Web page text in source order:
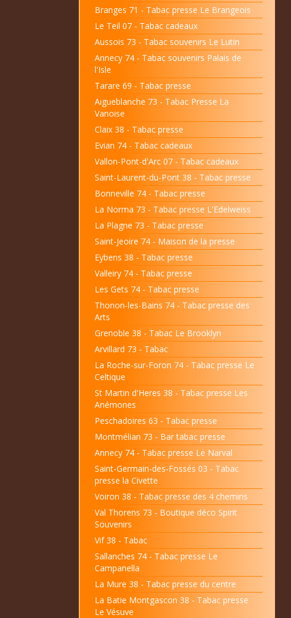
Branges 71 - Tabac presse Le Brangeois
Le Teil 07 - Tabac cadeaux
Aussois 73 - Tabac souvenirs Le Lutin
Annecy 74 - Tabac souvenirs Palais de
l'Isle
Tarare 69 - Tabac presse
Aigueblanche 73 - Tabac Presse La
Vanoise
Claix 38 - Tabac presse
Evian 74 - Tabac cadeaux
Vallon-Pont-d'Arc 07 - Tabac cadeaux
Saint-Laurent-du-Pont 38 - Tabac presse
Bonneville 74 - Tabac presse
La Norma 73 - Tabac presse L'Edelweiss
La Plagne 73 - Tabac presse
Saint-Jeoire 74 - Maison de la presse
Eybens 38 - Tabac presse
Valleiry 74 - Tabac presse
Les Gets 74 - Tabac presse
Thonon-les-Bains 74 - Tabac presse des
Arts
Grenoble 38 - Tabac Le Brooklyn
Arvillard 73 - Tabac
La Roche-sur-Foron 74 - Tabac presse Le
Celtique
St Martin d'Heres 38 - Tabac presse Les
Anémones
Peschadoires 63 - Tabac presse
Montmélian 73 - Bar tabac presse
Annecy 74 - Tabac presse Le Narval
Saint-Germain-des-Fossés 03 - Tabac
presse la Civette
Voiron 38 - Tabac presse des 4 chemins
Val Thorens 73 - Boutique déco Spirit
Souvenirs
Vif 38 - Tabac
Sallanches 74 - Tabac presse Le
Campanella
La Mure 38 - Tabac presse du centre
La Batie Montgascon 38 - Tabac presse
Le Vésuve